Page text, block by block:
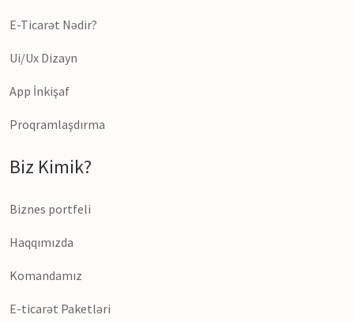
E-Ticarət Nədir?
Ui/Ux Dizayn
App İnkişaf
Proqramlaşdırma
Biz Kimik?
Biznes portfeli
Haqqımızda
Komandamız
E-ticarət Paketləri